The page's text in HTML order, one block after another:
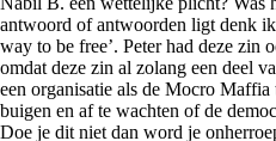
antwoord of antwoorden ligt denk
way to be free’. Peter had deze zin
omdat deze zin al zolang een deel
een organisatie als de Mocro Maffia
buigen en af te wachten of de
Doe je dit niet dan word je